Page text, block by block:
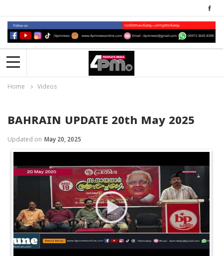
Home Videos
BAHRAIN UPDATE 20th May 2025
Updated on May 20, 2025